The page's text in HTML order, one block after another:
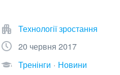
Технології зростання
20 червня 2017
Тренінги
Новини